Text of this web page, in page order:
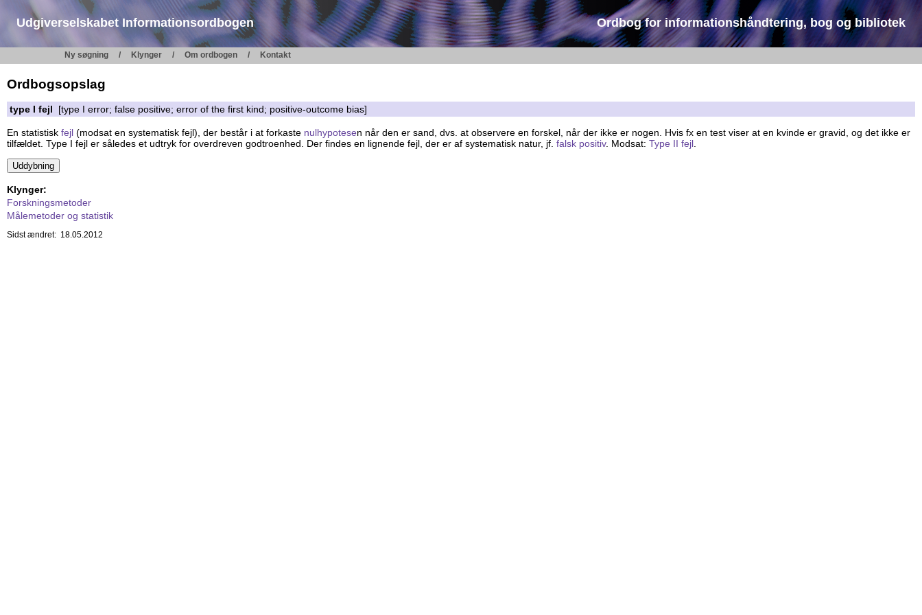
Udgiverselskabet Informationsordbogen Ordbog for informationshåndtering, bog og bibliotek
Ny søgning Klynger Om ordbogen Kontakt
Ordbogsopslag
type I fejl [type I error; false positive; error of the first kind; positive-outcome bias]
En statistisk fejl (modsat en systematisk fejl), der består i at forkaste nulhypotesen når den er sand, dvs. at observere en forskel, når der ikke er nogen. Hvis fx en test viser at en kvinde er gravid, og det ikke er
tilfældet. Type I fejl er således et udtryk for overdreven godtroenhed. Der findes en lignende fejl, der er af systematisk natur, jf. falsk positiv. Modsat: Type II fejl
Klynger:
Forskningsmetoder
Målemetoder og statistik
Sidst ændret: 18.05.2012